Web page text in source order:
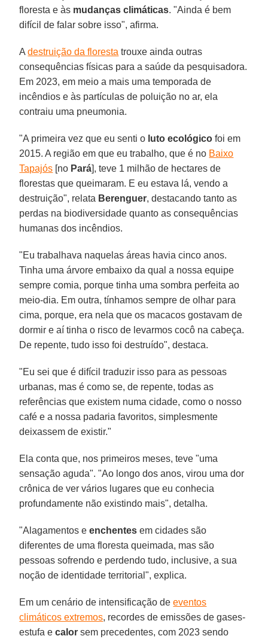
floresta e às mudanças climáticas. "Ainda é bem
difícil de falar sobre isso", afirma.
Adestruição da floresta trouxe ainda outras
consequências físicas para a saúde da pesquisadora.
Em 2023, em meio a mais uma temporada de
incêndios e às partículas de poluição no ar, ela
contraiu uma pneumonia.
"A primeira vez que eu senti o luto ecológico foi em
2015. A região em que eu trabalho, que é no Baixo
Tapajós [no Pará], teve 1 milhão de hectares de
florestas que queimaram. E eu estava lá, vendo a
destruição", relata Berenguer, destacando tanto as
perdas na biodiversidade quanto as consequências
humanas dos incêndios.
"Eu trabalhava naquelas áreas havia cinco anos.
Tinha uma árvore embaixo da qual a nossa equipe
sempre comia, porque tinha uma sombra perfeita ao
meio-dia. Em outra, tínhamos sempre de olhar para
cima, porque, era nela que os macacos gostavam de
dormir e aí tinha o risco de levarmos cocô na cabeça.
De repente, tudo isso foi destruído", destaca.
"Eu sei que é difícil traduzir isso para as pessoas
urbanas, mas é como se, de repente, todas as
referências que existem numa cidade, como o nosso
café e a nossa padaria favoritos, simplesmente
deixassem de existir."
Ela conta que, nos primeiros meses, teve "uma
sensação aguda". "Ao longo dos anos, virou uma dor
crônica de ver vários lugares que eu conhecia
profundamente não existindo mais", detalha.
"Alagamentos eenchentes em cidades são
diferentes de uma floresta queimada, mas são
pessoas sofrendo e perdendo tudo, inclusive, a sua
noção de identidade territorial", explica.
Em um cenário de intensificação deeventos
climáticos extremos, recordes de emissões de gases-
estufa ecalor sem precedentes, com 2023 sendo